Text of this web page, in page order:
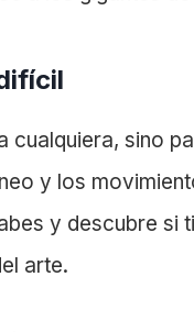
cualquiera, sino
y los
y descubre si
arte.